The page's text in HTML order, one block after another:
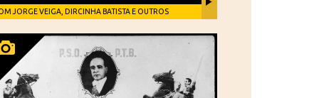
JORGE VEIGA, DIRCINHA BATISTA E OUTROS